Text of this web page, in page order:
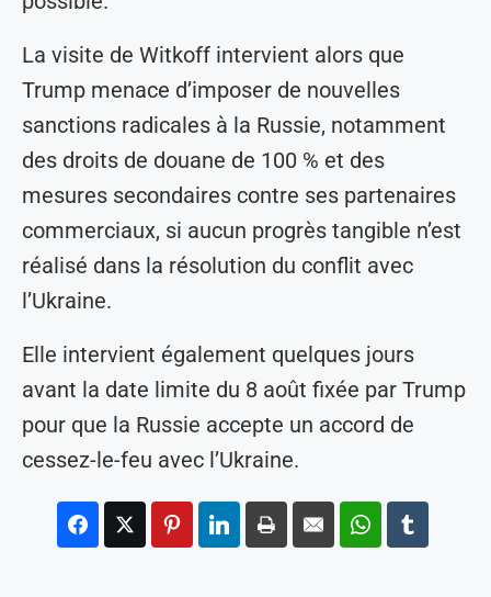
La visite de Witkoff intervient alors que
Trump menace d’imposer de nouvelles
sanctions radicales à la Russie, notamment
des droits de douane de 100 % et des
mesures secondaires contre ses partenaires
commerciaux, si aucun progrès tangible n’est
réalisé dans la résolution du conflit avec
l’Ukraine.
Elle intervient également quelques jours
avant la date limite du 8 août fixée par Trump
pour que la Russie accepte un accord de
cessez-le-feu avec l’Ukraine.